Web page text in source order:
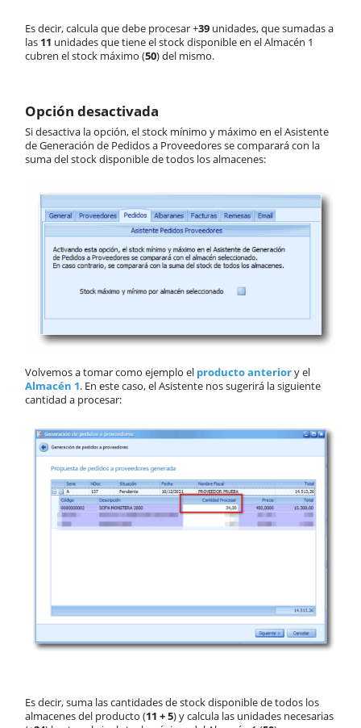
Es decir, calcula que debe procesar +39 unidades, que sumadas a
las 11 unidades que tiene el stock disponible en el Almacén 1
cubren el stock máximo (50) del mismo.
Opción desactivada
Si desactiva la opción, el stock mínimo y máximo en el Asistente
de Generación de Pedidos a Proveedores se comparará con la
suma del stock disponible de todos los almacenes:
Volvemos a tomar como ejemplo el producto anteriory el
Almacén 1. En este caso, el Asistente nos sugerirá la siguiente
cantidad a procesar:
Es decir, suma las cantidades de stock disponible de todos los
almacenes del producto (11 + 5) y calcula las unidades necesarias